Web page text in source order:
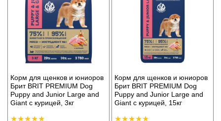
Корм для щенков и юниоров
Брит BRIT PREMIUM Dog
Puppy and Junior Large and
Giant с курицей, 3кг
Корм для щенков и юниоров
Брит BRIT PREMIUM Dog
Puppy and Junior Large and
Giant с курицей, 15кг